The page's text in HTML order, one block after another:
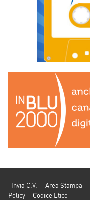
Invia C.V. Area Stampa
Policy
Codice Etico